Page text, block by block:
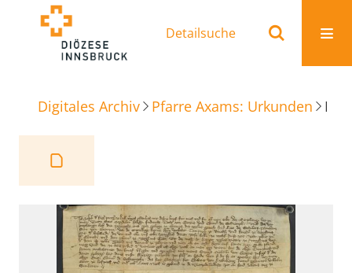
Detailsuche
Digitales Archiv Pfarre Axams: Urkunden